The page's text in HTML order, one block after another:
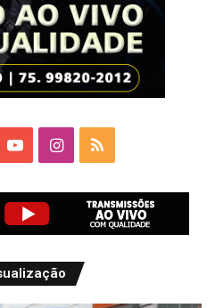
YouTubeInstagram
RSS